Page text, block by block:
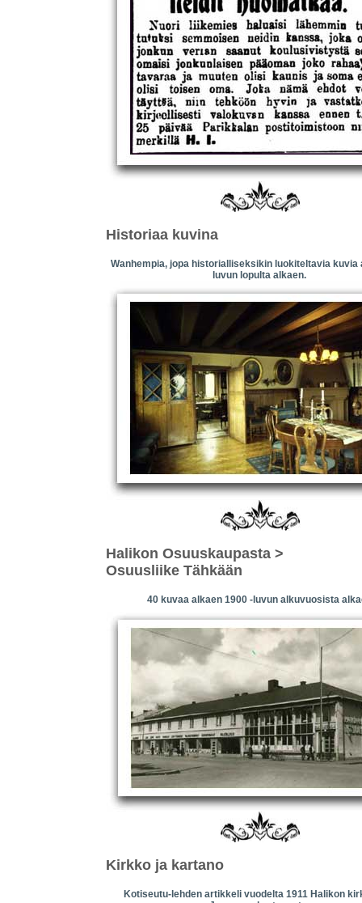
Historiaa kuvina
Wanhempia, jopa historialliseksikin luokiteltavia kuvia
luvun lopulta alkaen.
Halikon Osuuskaupasta >
Osuusliike Tähkään
40 kuvaa alkaen 1900 -luvun alkuvuosista
Kirkko ja kartano
Kotiseutu-lehden artikkeli vuodelta 1911 Halikon